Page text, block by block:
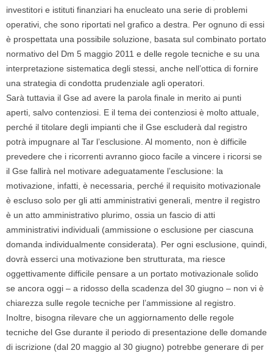
investitori e istituti finanziari ha enucleato una serie di problemi
operativi, che sono riportati nel grafico a destra. Per ognuno di essi
è prospettata una possibile soluzione, basata sul combinato portato
normativo del Dm 5 maggio 2011 e delle regole tecniche e su una
interpretazione sistematica degli stessi, anche nell’ottica di fornire
una strategia di condotta prudenziale agli operatori.
Sarà tuttavia il Gse ad avere la parola finale in merito ai punti
aperti, salvo contenziosi. E il tema dei contenziosi è molto attuale,
perché il titolare degli impianti che il Gse escluderà dal registro
potrà impugnare al Tar l’esclusione. Al momento, non è difficile
prevedere che i ricorrenti avranno gioco facile a vincere i ricorsi se
il Gse fallirà nel motivare adeguatamente l’esclusione: la
motivazione, infatti, è necessaria, perché il requisito motivazionale
è escluso solo per gli atti amministrativi generali, mentre il registro
è un atto amministrativo plurimo, ossia un fascio di atti
amministrativi individuali (ammissione o esclusione per ciascuna
domanda individualmente considerata). Per ogni esclusione, quindi,
dovrà esserci una motivazione ben strutturata, ma riesce
oggettivamente difficile pensare a un portato motivazionale solido
se ancora oggi – a ridosso della scadenza del 30 giugno – non vi è
chiarezza sulle regole tecniche per l’ammissione al registro.
Inoltre, bisogna rilevare che un aggiornamento delle regole
tecniche del Gse durante il periodo di presentazione delle domande
di iscrizione (dal 20 maggio al 30 giugno) potrebbe generare di per